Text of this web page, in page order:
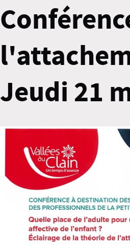
Jeudi 21